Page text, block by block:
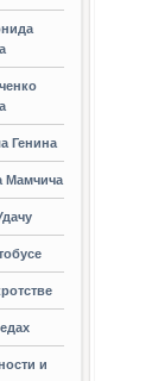
Генина
Мамчича
и